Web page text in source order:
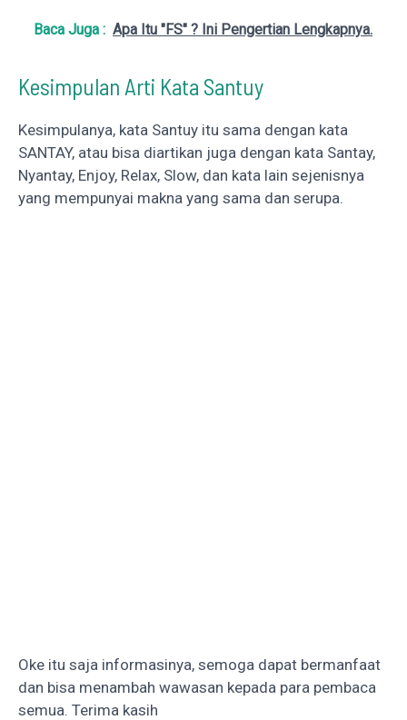
Baca Juga : Apa Itu "FS" ? Ini Pengertian Lengkapnya.
Kesimpulan Arti Kata Santuy
Kesimpulanya, kata Santuy itu sama dengan kata
SANTAY, atau bisa diartikan juga dengan kata Santay,
Nyantay, Enjoy, Relax, Slow, dan kata lain sejenisnya
yang mempunyai makna yang sama dan serupa.
Oke itu saja informasinya, semoga dapat bermanfaat
dan bisa menambah wawasan kepada para pembaca
semua. Terima kasih